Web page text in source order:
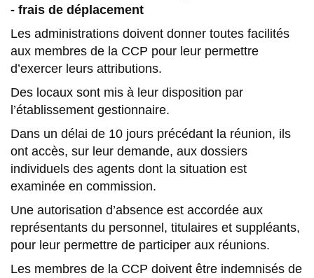
- frais de déplacement
Les administrations doivent donner toutes facilités
aux membres de la CCP pour leur permettre
d’exercer leurs attributions.
Des locaux sont mis à leur disposition par
l’établissement gestionnaire.
Dans un délai de 10 jours précédant la réunion, ils
ont accès, sur leur demande, aux dossiers
individuels des agents dont la situation est
examinée en commission.
Une autorisation d’absence est accordée aux
représentants du personnel, titulaires et suppléants,
pour leur permettre de participer aux réunions.
Les membres de la CCP doivent être indemnisés de